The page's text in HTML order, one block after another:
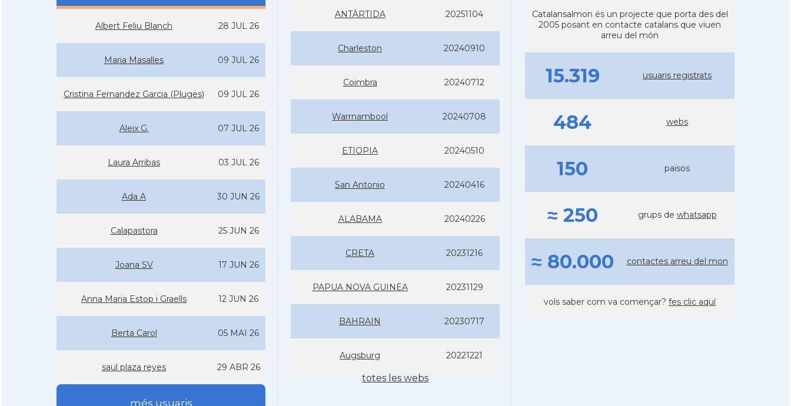
Albert Feliu Blanch 28 JUL 26
Maria Masalles 09 JUL 26
Cristina Fernandez Garcia (Pluges) 09 JUL 26
Aleix G. 07 JUL 26
Laura Arribas 03 JUL 26
Ada A 30 JUN 26
Calapastora 25 JUN 26
Joana SV 17 JUN 26
Anna Maria Estop i Graells 12 JUN 26
Berta Carol 05 MAI 26
saul plaza reyes 29 ABR 26
més usuaris
ANTÀRTIDA 20251104
Charleston 20240910
Coimbra 20240712
Warrnambool 20240708
ETIOPIA 20240510
San Antonio 20240416
ALABAMA 20240226
CRETA 20231216
PAPUA NOVA GUINEA 20231129
BAHRAIN 20230717
Augsburg 20221221
totes les webs
Catalansalmon és un projecte que porta des del
2005 posant en contacte catalans que viuen
arreu del món
15.319 usuaris registrats
484 webs
150 països
≈ 250 grups de whatsapp
≈ 80.000 contactes arreu del mon
vols saber com va començar? fes clic aquí